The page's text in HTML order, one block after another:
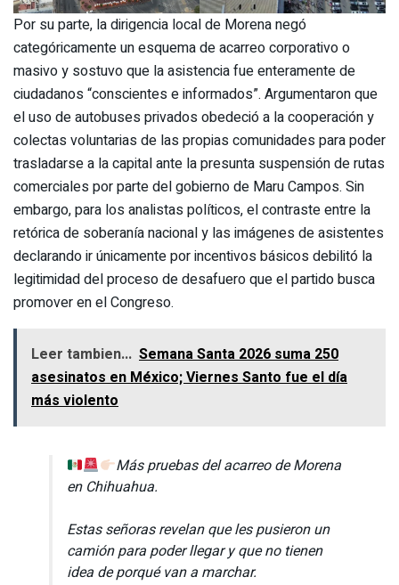
Por su parte, la dirigencia local de Morena negó
categóricamente un esquema de acarreo corporativo o
masivo y sostuvo que la asistencia fue enteramente de
ciudadanos “conscientes e informados”. Argumentaron que
el uso de autobuses privados obedeció a la cooperación y
colectas voluntarias de las propias comunidades para poder
trasladarse a la capital ante la presunta suspensión de rutas
comerciales por parte del gobierno de Maru Campos. Sin
embargo, para los analistas políticos, el contraste entre la
retórica de soberanía nacional y las imágenes de asistentes
declarando ir únicamente por incentivos básicos debilitó la
legitimidad del proceso de desafuero que el partido busca
promover en el Congreso.
Leer tambien... Semana Santa 2026 suma 250
asesinatos en México; Viernes Santo fue el día
más violento
Más pruebas del acarreo de Morena
en Chihuahua.
Estas señoras revelan que les pusieron un
camión para poder llegar y que no tienen
idea de porqué van a marchar.